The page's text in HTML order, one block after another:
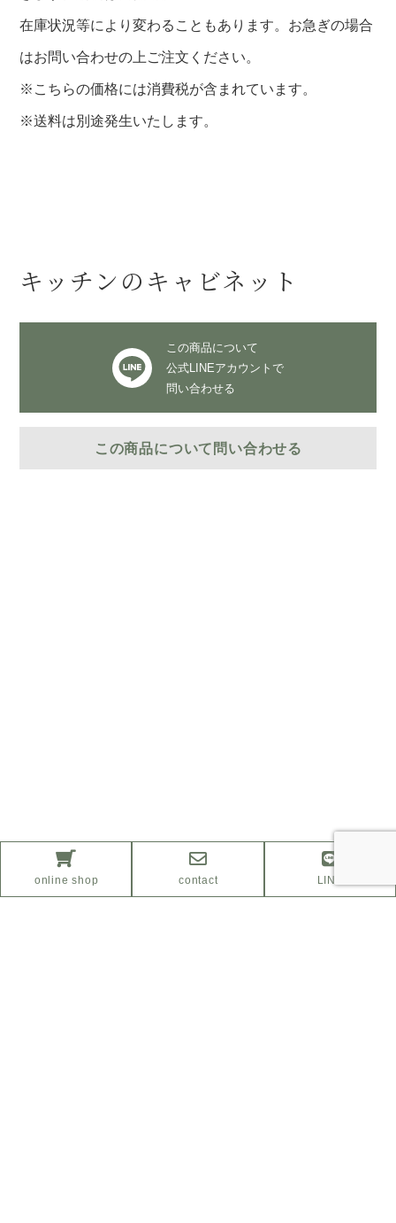
在庫状況等により変わることもあります。お急ぎの場合
はお問い合わせの上ご注文ください。
※こちらの価格には消費税が含まれています。
※送料は別途発生いたします。
キッチンのキャビネット
この商品について
公式LINEアカウントで
問い合わせる
この商品について問い合わせる
online shop contact LINE